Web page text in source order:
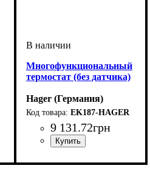
Многофункциональный
термостат (без датчика)
Hager (Германия)
EK187-HAGER
9 131.72грн
°C ... 50 °C